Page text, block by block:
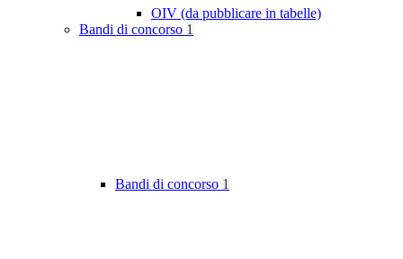
OIV (da pubblicare in tabelle)
Bandi di concorso 1
Bandi di concorso 1